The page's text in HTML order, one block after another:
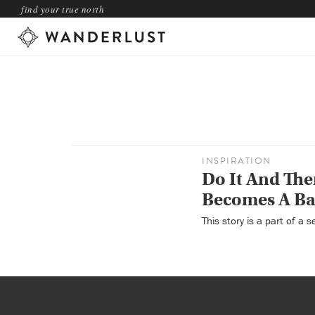
find your true north
INSPIRATION
Do It And
Becomes A
This story is a part of a